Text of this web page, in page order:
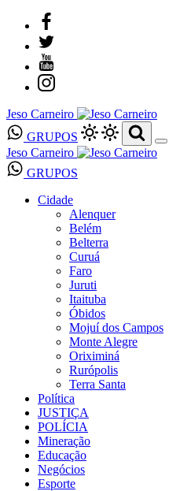
Jeso Carneiro
GRUPOS
Jeso Carneiro
GRUPOS
Cidade
Alenquer
Belém
Belterra
Curuá
Faro
Juruti
Itaituba
Óbidos
Mojuí dos Campos
Monte Alegre
Oriximiná
Rurópolis
Terra Santa
Política
JUSTIÇA
POLÍCIA
Mineração
Educação
Negócios
Esporte